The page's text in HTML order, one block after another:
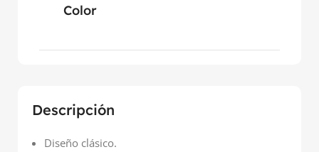
Descripción
Diseño clásico.
Color